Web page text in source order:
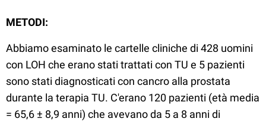
METODI:
Abbiamo esaminato le cartelle cliniche di 428 uomini
con LOH che erano stati trattati con TU e 5 pazienti
sono stati diagnosticati con cancro alla prostata
durante la terapia TU. C'erano 120 pazienti (età media
= 65,6 ± 8,9 anni) che avevano da 5 a 8 anni di